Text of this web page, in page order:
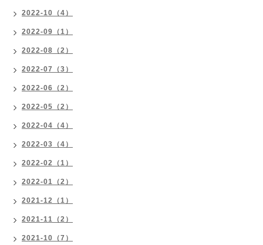
2022-10（4）
2022-09（1）
2022-08（2）
2022-07（3）
2022-06（2）
2022-05（2）
2022-04（4）
2022-03（4）
2022-02（1）
2022-01（2）
2021-12（1）
2021-11（2）
2021-10（7）